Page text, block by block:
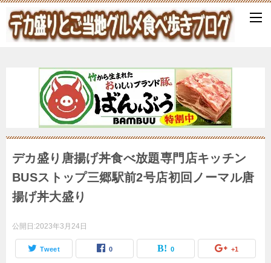
デカ盛り唐揚げ丼食べ放題専門店キッチン
BUSストップ三郷駅前2号店初回ノーマル唐
揚げ丼大盛り
公開日:2023年3月24日
Tweet 0 0 +1